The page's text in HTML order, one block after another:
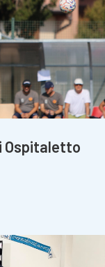
Ospitaletto